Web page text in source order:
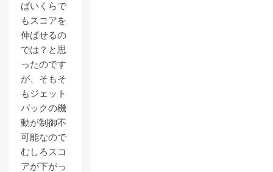
ばいくらで
もスコアを
伸ばせるの
では？と思
ったのです
が、そもそ
もジェット
パックの機
動が制御不
可能なので
むしろスコ
アが下がっ